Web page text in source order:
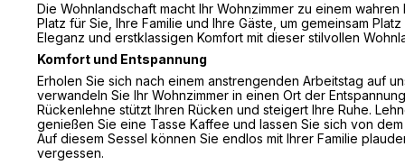
Die Wohnlandschaft macht Ihr Wohnzimmer zu einem
Platz für Sie, Ihre Familie und Ihre Gäste, um gemeinsam
Eleganz und erstklassigen Komfort mit dieser stilvollen
Komfort und Entspannung
Erholen Sie sich nach einem anstrengenden Arbeitstag auf
verwandeln Sie Ihr Wohnzimmer in einen Ort der
Rückenlehne stützt Ihren Rücken und steigert Ihre Ruhe.
genießen Sie eine Tasse Kaffee und lassen Sie sich von
Auf diesem Sessel können Sie endlos mit Ihrer Familie
vergessen.